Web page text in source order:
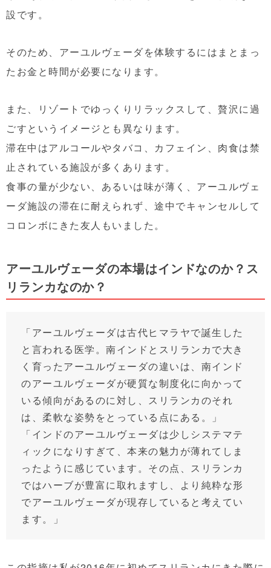
設です。
そのため、アーユルヴェーダを体験するにはまとまっ
たお金と時間が必要になります。
また、リゾートでゆっくりリラックスして、贅沢に過
ごすというイメージとも異なります。
滞在中はアルコールやタバコ、カフェイン、肉食は禁
止されている施設が多くあります。
食事の量が少ない、あるいは味が薄く、アーユルヴェ
ーダ施設の滞在に耐えられず、途中でキャンセルして
コロンボにきた友人もいました。
アーユルヴェーダの本場はインドなのか？ス
リランカなのか？
「アーユルヴェーダは古代ヒマラヤで誕生した
と言われる医学。南インドとスリランカで大き
く育ったアーユルヴェーダの違いは、南インド
のアーユルヴェーダが硬質な制度化に向かって
いる傾向があるのに対し、スリランカのそれ
は、柔軟な姿勢をとっている点にある。」
「インドのアーユルヴェーダは少しシステマテ
ィックになりすぎて、本来の魅力が薄れてしま
ったように感じています。その点、スリランカ
ではハーブが豊富に取れますし、より純粋な形
でアーユルヴェーダが現存していると考えてい
ます。」